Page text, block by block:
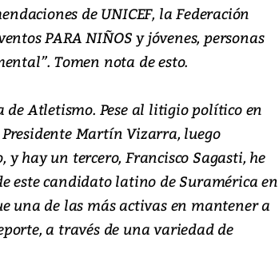
de UNICEF, la Federación
PARA NIÑOS y jóvenes, personas
Tomen nota de esto.
de Atletismo. Pese al litigio político en
Martín Vizarra, luego
hay un tercero, Francisco Sagasti, he
este candidato latino de Suramérica en
una de las más activas en mantener a
a través de una variedad de